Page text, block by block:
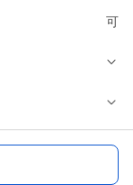
可